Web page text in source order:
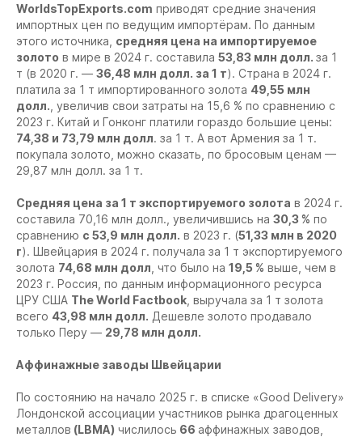
WorldsTopExports.com приводят средние значения
импортных цен по ведущим импортёрам. По данным
этого источника, средняя цена на импортируемое
золото в мире в 2024 г. составила 53,83 млн долл. за 1
т (в 2020 г. — 36,48 млн долл. за 1 т). Страна в 2024 г.
платила за 1 т импортированного золота 49,55 млн
долл. , увеличив свои затраты на 15,6 % по сравнению с
2023 г. Китай и Гонконг платили гораздо большие цены:
74,38 и 73,79 млн долл. за 1 т. А вот Армения за 1 т.
покупала золото, можно сказать, по бросовым ценам —
29,87 млн долл. за 1 т.
Средняя цена за 1 т экспортируемого золота в 2024 г.
составила 70,16 млн долл., увеличившись на 30,3 % по
сравнению с 53,9 млн долл. в 2023 г. (51,33 млн в 2020
г). Швейцария в 2024 г. получала за 1 т экспортируемого
золота 74,68 млн долл , что было на 19,5 % выше, чем в
2023 г. Россия, по данным информационного ресурса
ЦРУ США The World Factbook , выручала за 1 т золота
всего 43,98 млн долл. Дешевле золото продавало
только Перу — 29,78 млн долл.
Аффинажные заводы Швейцарии
По состоянию на начало 2025 г. в списке «Good Delivery»
Лондонской ассоциации участников рынка драгоценных
металлов (LBMA) числилось 66 аффинажных заводов,